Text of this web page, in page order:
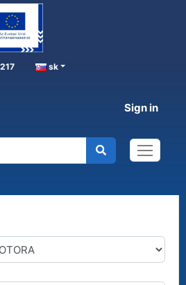
sk
Sign in
MOTORA